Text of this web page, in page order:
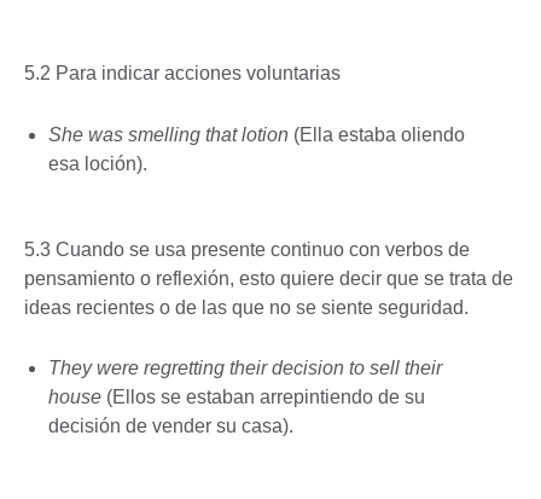
5.2 Para indicar acciones voluntarias
She was smelling that lotion (Ella estaba oliendo
esa loción).
5.3 Cuando se usa presente continuo con verbos de
pensamiento o reflexión, esto quiere decir que se trata de
ideas recientes o de las que no se siente seguridad.
They were regretting their decision to sell their
house (Ellos se estaban arrepintiendo de su
decisión de vender su casa).